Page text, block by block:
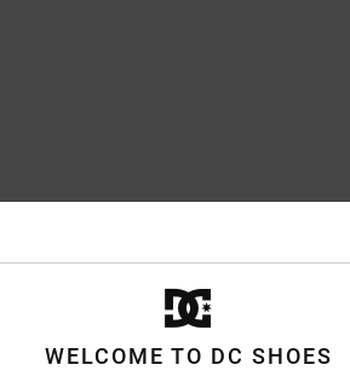
clientes
WELCOME TO DC SHOES